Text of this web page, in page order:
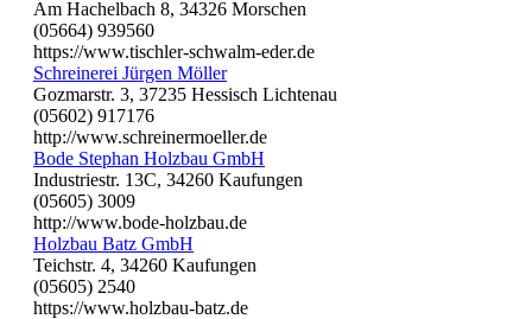
Am Hachelbach 8, 34326 Morschen
(05664) 939560
https://www.tischler-schwalm-eder.de
Schreinerei Jürgen Möller
Gozmarstr. 3, 37235 Hessisch Lichtenau
(05602) 917176
http://www.schreinermoeller.de
Bode Stephan Holzbau GmbH
Industriestr. 13C, 34260 Kaufungen
(05605) 3009
http://www.bode-holzbau.de
Holzbau Batz GmbH
Teichstr. 4, 34260 Kaufungen
(05605) 2540
https://www.holzbau-batz.de